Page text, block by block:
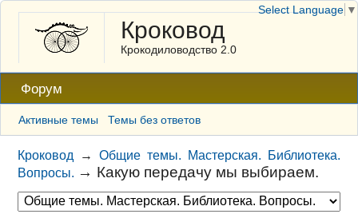
Кроковод
Крокодиловодство 2.0
Форум
Активные темы Темы без ответов
Кроковод →Общие темы. Мастерская. Библиотека.
Вопросы. → Какую передачу мы выбираем.
Select Language ▼